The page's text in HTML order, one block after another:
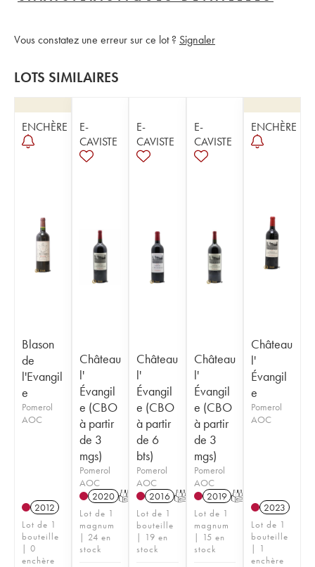
Vous constatez une erreur sur ce lot ? Signaler
LOTS SIMILAIRES
ENCHÈRE
Blason
de
l'Evangil
e
Pomerol
AOC
2012
Lot de 1
bouteille
| 0
enchère
E-
CAVISTE
Château
l'
Évangil
e (CBO
à partir
de 3
mgs)
Pomerol
AOC
2020 T
Lot de 1
magnum
| 24 en
stock
E-
CAVISTE
Château
l'
Évangil
e (CBO
à partir
de 6
bts)
Pomerol
AOC
2016 T
Lot de 1
bouteille
| 19 en
stock
E-
CAVISTE
Château
l'
Évangil
e (CBO
à partir
de 3
mgs)
Pomerol
AOC
2019 T
Lot de 1
magnum
| 15 en
stock
ENCHÈRE
Château
l'
Évangil
e
Pomerol
AOC
2023
Lot de 1
bouteille
| 1
enchère